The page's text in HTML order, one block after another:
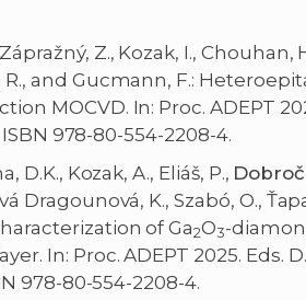
Zápražný, Z., Kozak, I., Chouhan,
and Gucmann, F.:
MOCVD. In: Proc. ADEPT
ISBN 978-80-554-2208-4.
D.K., Kozak, A., Eliáš, P.,
Dragounová, K., Szabó, O.,
of Ga2O3-
In: Proc. ADEPT 2025. Eds. D.
978-80-554-2208-4.